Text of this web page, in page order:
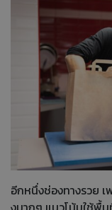
อีกหนึ่งช่องทางรวย เ